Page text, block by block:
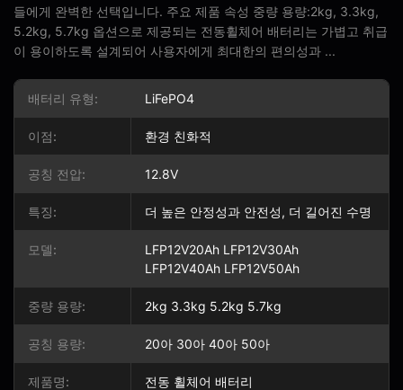
들에게 완벽한 선택입니다. 주요 제품 속성 중량 용량:2kg, 3.3kg,
5.2kg, 5.7kg 옵션으로 제공되는 전동휠체어 배터리는 가볍고 취급
이 용이하도록 설계되어 사용자에게 최대한의 편의성과 ...
배터리 유형: LiFePO4
이점: 환경 친화적
공칭 전압: 12.8V
특징: 더 높은 안정성과 안전성, 더 길어진 수명
모델:
LFP12V20Ah LFP12V30Ah
LFP12V40Ah LFP12V50Ah
중량 용량: 2kg 3.3kg 5.2kg 5.7kg
공칭 용량: 20아 30아 40아 50아
제품명: 전동 휠체어 배터리